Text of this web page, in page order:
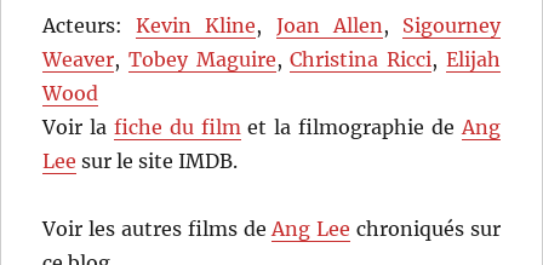
Acteurs:Kevin Kline, Joan Allen , Sigourney
Weaver, Tobey Maguire,Christina Ricci, Elijah
Wood
Voir la fiche du film et la filmographie de Ang
Lee sur le site IMDB.
Voir les autres films de Ang Lee chroniqués sur